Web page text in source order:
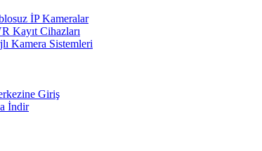
İP Kameralar
Kayıt Cihazları
Kamera Sistemleri
Giriş
İndir